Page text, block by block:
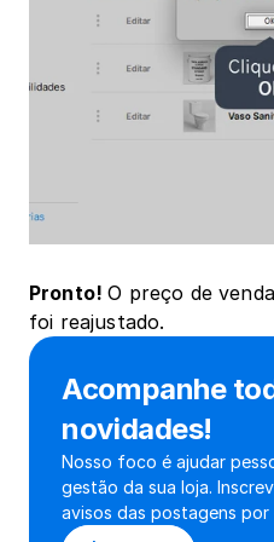
Pronto! O preço de
foi reajustado.
Acompanhe
novidades!
Nosso foco é ajudar
gestão da sua loja.
avisos das postagens por